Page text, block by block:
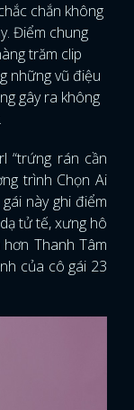
chắn không
Điểm chung
trăm clip
những vũ điệu
gây ra không
“trứng rán cần
trình Chọn Ai
này ghi điểm
tử tế, xưng hô
Thanh Tâm
của cô gái 23